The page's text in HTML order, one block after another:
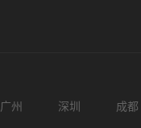
广州 深圳 成都